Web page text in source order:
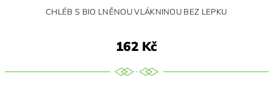
CHLÉB S BIO LNĚNOU VLÁKNINOU BEZ LEPKU
162 Kč